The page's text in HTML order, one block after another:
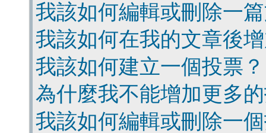
我該如何編輯或刪除一
我該如何在我的文章後
我該如何建立一個投票？
為什麼我不能增加更多
我該如何編輯或刪除一